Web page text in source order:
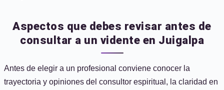
Aspectos que debes revisar antes de
consultar a un vidente en Juigalpa
Antes de elegir a un profesional conviene conocer la
trayectoria y opiniones del consultor espiritual, la claridad en